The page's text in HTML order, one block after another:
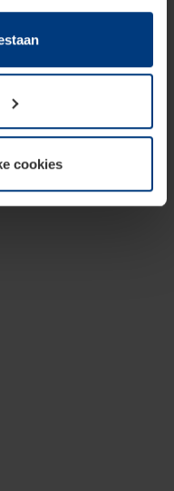
op uw
is. Voor alle andere
benodigd. Uw
bij de uitleg van de
cookies